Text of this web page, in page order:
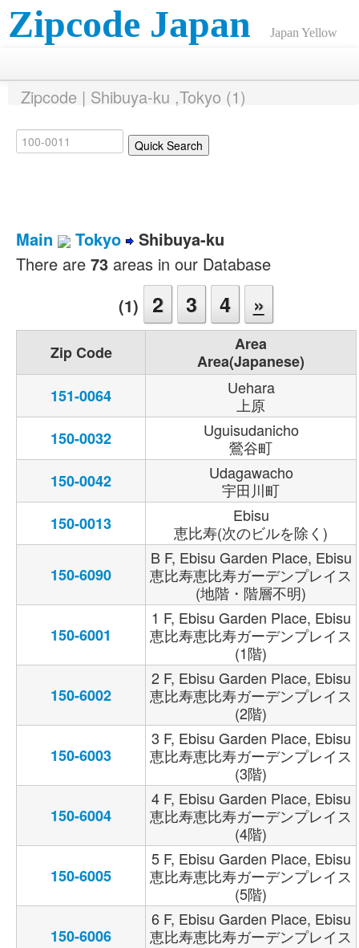
Zipcode Japan Japan Yellow
Zipcode | Shibuya-ku ,Tokyo (1)
Main Tokyo
Shibuya-ku
There are 73 areas in our Database
(1)
2 3 4 »
Zip Code
Area
Area(Japanese)
151-0064
Uehara
上原
150-0032
Uguisudanicho
鶯谷町
150-0042
Udagawacho
宇田川町
150-0013
Ebisu
恵比寿(次のビルを除く)
150-6090
B F, Ebisu Garden Place, Ebisu
恵比寿恵比寿ガーデンプレイス
(地階・階層不明)
150-6001
1 F, Ebisu Garden Place, Ebisu
恵比寿恵比寿ガーデンプレイス
(1階)
150-6002
2 F, Ebisu Garden Place, Ebisu
恵比寿恵比寿ガーデンプレイス
(2階)
150-6003
3 F, Ebisu Garden Place, Ebisu
恵比寿恵比寿ガーデンプレイス
(3階)
150-6004
4 F, Ebisu Garden Place, Ebisu
恵比寿恵比寿ガーデンプレイス
(4階)
150-6005
5 F, Ebisu Garden Place, Ebisu
恵比寿恵比寿ガーデンプレイス
(5階)
150-6006
6 F, Ebisu Garden Place, Ebisu
恵比寿恵比寿ガーデンプレイス